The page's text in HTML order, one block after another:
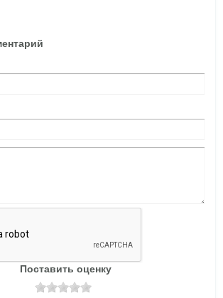
Поставить оценку